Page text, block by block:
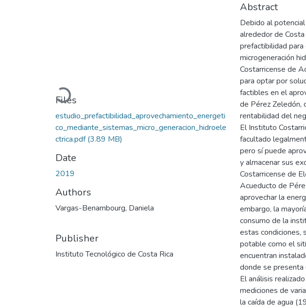
Loading...
Files
estudio_prefactibilidad_aprovechamiento_energeti
co_mediante_sistemas_micro_generacion_hidroele
ctrica.pdf(3.89 MB)
Date
2019
Authors
Vargas-Benambourg, Daniela
Publisher
Instituto Tecnológico de Costa Rica
Abstract
Debido al
alrededor de
prefactibilidad
microgeneración
Costarricense de
para optar por
factibles en el
de Pérez Zeledón,
rentabilidad del
El Instituto
facultado
pero sí puede
y almacenar sus
Costarricense de
Acueducto de
aprovechar la
embargo, la
consumo de la
estas condiciones,
potable como el
encuentran
donde se presenta
El análisis
mediciones de
la caída de agua